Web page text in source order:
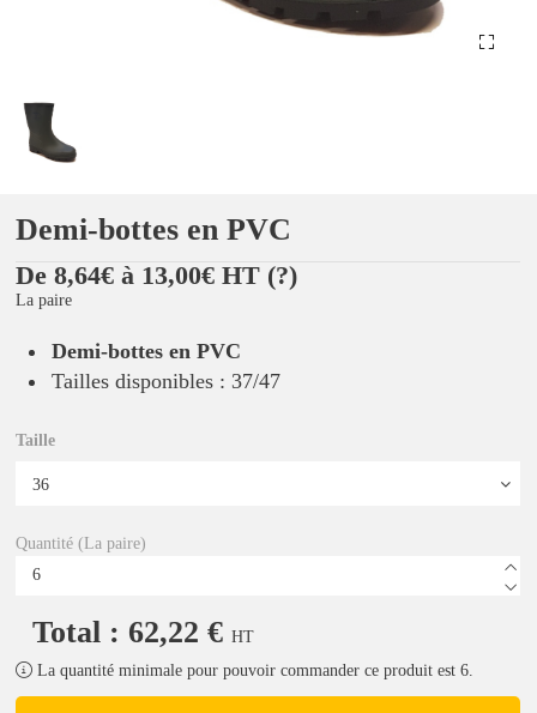
Demi-bottes en PVC
De 8,64€ à 13,00€ HT (?)
La paire
Demi-bottes en PVC
Tailles disponibles : 37/47
Taille
Quantité (La paire)
Total : 62,22 € HT
La quantité minimale pour pouvoir commander ce produit est 6.